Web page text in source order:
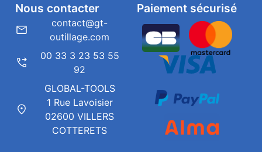
Paiement sécurisé
Nous contacter
contact@gt-
outillage.com
00 33 3 23 53 55
92
GLOBAL-TOOLS
1 Rue Lavoisier
02600 VILLERS
COTTERETS